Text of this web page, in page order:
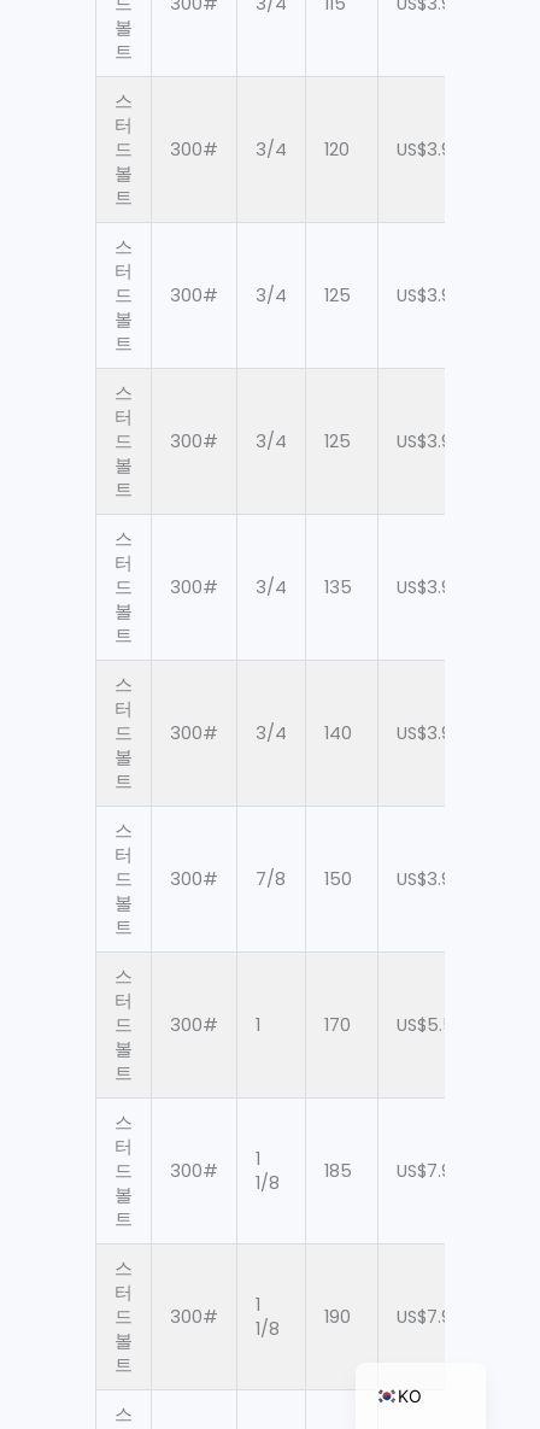
볼
트
스
터
드
볼
트
300# 3/4 120 US$3.97
스
터
드
볼
트
300# 3/4 125 US$3.97
스
터
드
볼
트
300# 3/4 125 US$3.97
스
터
드
볼
트
300# 3/4 135 US$3.97
스
터
드
볼
트
300# 3/4 140 US$3.97
스
터
드
볼
트
300# 7/8 150 US$3.97
스
터
드
볼
트
300# 1 170 US$5.56
스
터
드
볼
트
300#
1
1/8
185 US$7.94
스
터
드
볼
트
300#
1
1/8
190 US$7.94
스
KO
DE
ES